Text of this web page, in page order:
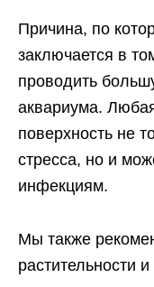
Причина, по
заключается в
проводить
аквариума.
поверхность не
стресса, но и
инфекциям.
Мы также
растительности